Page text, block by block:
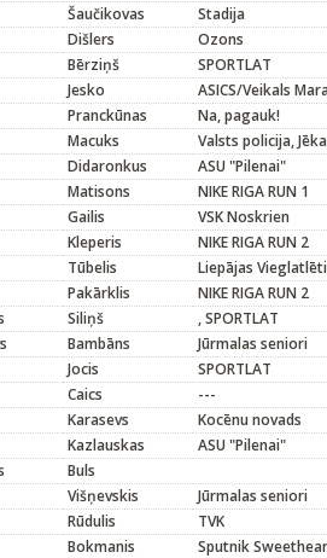
Šaučikovas
Stadija
Dišlers
Ozons
Bērziņš
SPORTLAT
Jesko
ASICS/Veikals
Pranckūnas
Na, pagauk!
Macuks
Valsts policija,
Didaronkus
ASU "Pilenai"
Matisons
NIKE RIGA RUN 1
Gailis
VSK Noskrien
Kleperis
NIKE RIGA RUN 2
Tūbelis
Liepājas
Pakārklis
NIKE RIGA RUN 2
Siliņš
, SPORTLAT
Bambāns
Jūrmalas seniori
Jocis
SPORTLAT
Caics
---
Karasevs
Kocēnu novads
Kazlauskas
ASU "Pilenai"
Buls
Višņevskis
Jūrmalas seniori
Rūdulis
TVK
Bokmanis
Sputnik